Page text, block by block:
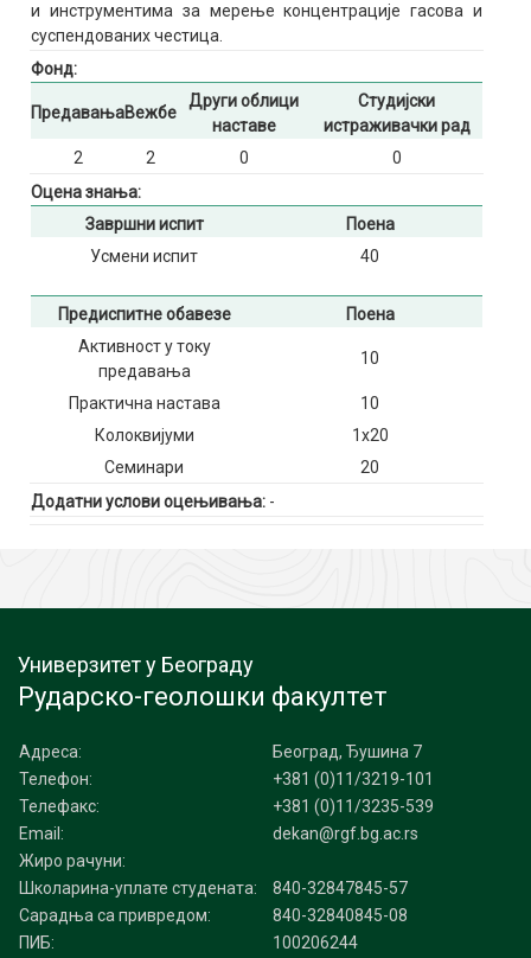
и инструментима за мерење концентрације гасова и
суспендованих честица.
Фонд:
ПредавањаВежбе
Други облици
наставе
Студијски
истраживачки рад
2
2 0
0
Оцена знања:
Завршни испит
Поена
Усмени испит
40
Предиспитне обавезе
Поена
Активност у току
предавања
10
Практична настава
10
Колоквијуми
1x20
Семинари
20
Додатни услови оцењивања: -
Универзитет у Београду
Рударско-геолошки факултет
Адреса:
Београд, Ђушина 7
Телефон:
+381 (0)11/3219-101
Телефакс:
+381 (0)11/3235-539
Email:
dekan@rgf.bg.ac.rs
Жиро рачуни:
Школарина-уплате студената:
840-32847845-57
Сарадња са привредом:
840-32840845-08
ПИБ:
100206244